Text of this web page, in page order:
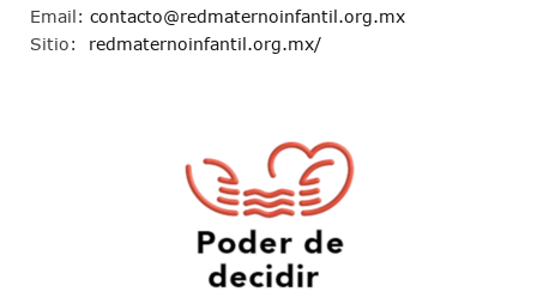
Email: contacto@redmaternoinfantil.org.mx
Sitio: redmaternoinfantil.org.mx/